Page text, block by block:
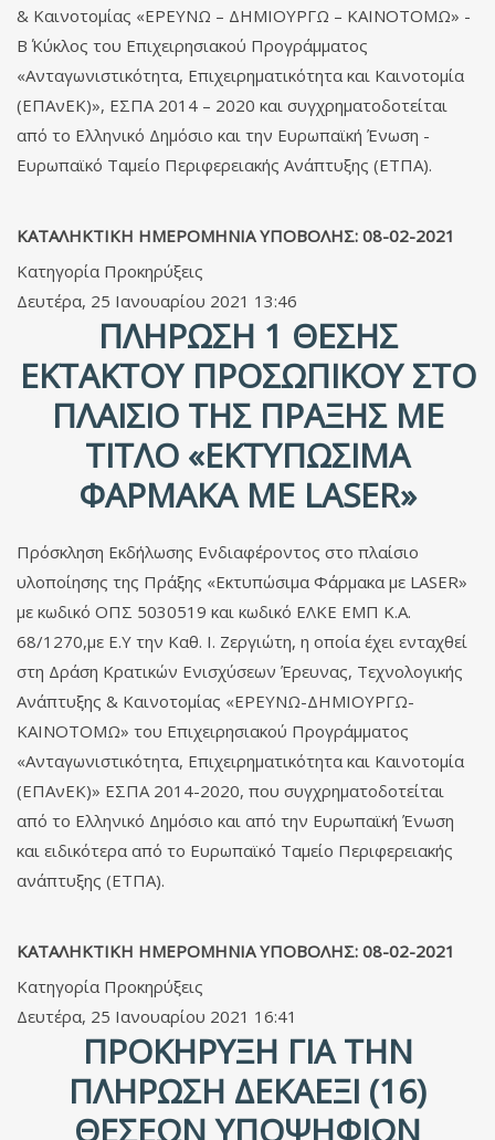
& Καινοτομίας «ΕΡΕΥΝΩ – ΔΗΜΙΟΥΡΓΩ – ΚΑΙΝΟΤΟΜΩ» -
Β΄ Κύκλος του Επιχειρησιακού Προγράμματος
«Ανταγωνιστικότητα, Επιχειρηματικότητα και Καινοτομία
(ΕΠΑνΕΚ)», ΕΣΠΑ 2014 – 2020 και συγχρηματοδοτείται
από το Ελληνικό Δημόσιο και την Ευρωπαϊκή Ένωση -
Ευρωπαϊκό Ταμείο Περιφερειακής Ανάπτυξης (ΕΤΠΑ).
ΚΑΤΑΛΗΚΤΙΚΗ ΗΜΕΡΟΜΗΝΙΑ ΥΠΟΒΟΛΗΣ: 08-02-2021
Κατηγορία Προκηρύξεις
Δευτέρα, 25 Ιανουαρίου 2021 13:46
ΠΛΉΡΩΣΗ 1 ΘΈΣΗΣ
ΈΚΤΑΚΤΟΥ ΠΡΟΣΩΠΙΚΟΎ ΣΤΟ
ΠΛΑΊΣΙΟ ΤΗΣ ΠΡΆΞΗΣ ΜΕ
ΤΊΤΛΟ «ΕΚΤΥΠΩΣΙΜΑ
ΦΑΡΜΑΚΑ ΜΕ LASER»
Πρόσκληση Εκδήλωσης Ενδιαφέροντος στο πλαίσιο
υλοποίησης της Πράξης «Εκτυπώσιμα Φάρμακα με LASER»
με κωδικό ΟΠΣ 5030519 και κωδικό ΕΛΚΕ ΕΜΠ Κ.Α.
68/1270,με Ε.Υ την Καθ. Ι. Ζεργιώτη, η οποία έχει ενταχθεί
στη Δράση Κρατικών Ενισχύσεων Έρευνας, Τεχνολογικής
Ανάπτυξης & Καινοτομίας «ΕΡΕΥΝΩ-ΔΗΜΙΟΥΡΓΩ-
ΚΑΙΝΟΤΟΜΩ» του Επιχειρησιακού Προγράμματος
«Ανταγωνιστικότητα, Επιχειρηματικότητα και Καινοτομία
(ΕΠΑνΕΚ)» ΕΣΠΑ 2014-2020, που συγχρηματοδοτείται
από το Ελληνικό Δημόσιο και από την Ευρωπαϊκή Ένωση
και ειδικότερα από το Ευρωπαϊκό Ταμείο Περιφερειακής
ανάπτυξης (ΕΤΠΑ).
ΚΑΤΑΛΗΚΤΙΚΗ ΗΜΕΡΟΜΗΝΙΑ ΥΠΟΒΟΛΗΣ: 08-02-2021
Κατηγορία Προκηρύξεις
Δευτέρα, 25 Ιανουαρίου 2021 16:41
ΠΡΟΚΉΡΥΞΗ ΓΙΑ ΤΗΝ
ΠΛΉΡΩΣΗ ΔΕΚΑΈΞΙ (16)
ΘΈΣΕΩΝ ΥΠΟΨΗΦΊΩΝ